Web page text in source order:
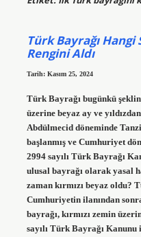
Türk Bayrağı
Rengini Aldı
Tarih: Kasım 25, 2024
Türk Bayrağı bugünkü
üzerine beyaz ay ve
Abdülmecid döneminde
başlanmış ve Cumhuriyet
2994 sayılı Türk Bayrağı
ulusal bayrağı olarak yasal
zaman kırmızı beyaz oldu?
Cumhuriyetin ilanından
bayrağı, kırmızı zemin
sayılı Türk Bayrağı Kanunu